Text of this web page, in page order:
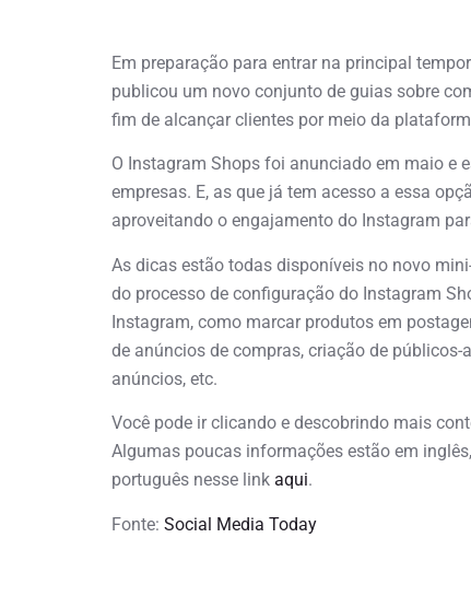
Em preparação para entrar na principal
publicou um novo conjunto de guias sobre
fim de alcançar clientes por meio da
O Instagram Shops foi anunciado em maio e
empresas. E, as que já tem acesso a essa
aproveitando o engajamento do Instagram
As dicas estão todas disponíveis no novo
do processo de configuração do Instagram
Instagram, como marcar produtos em
de anúncios de compras, criação de
anúncios, etc.
Você pode ir clicando e descobrindo mais
Algumas poucas informações estão em
português nesse link aqui.
Fonte: Social Media Today